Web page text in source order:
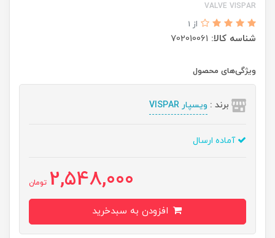
VALVE VISPAR
از 1
شناسه کالا: 702010061
ویژگی‌های محصول
برند : ویسپار VISPAR
آماده ارسال
2,548,000 تومان